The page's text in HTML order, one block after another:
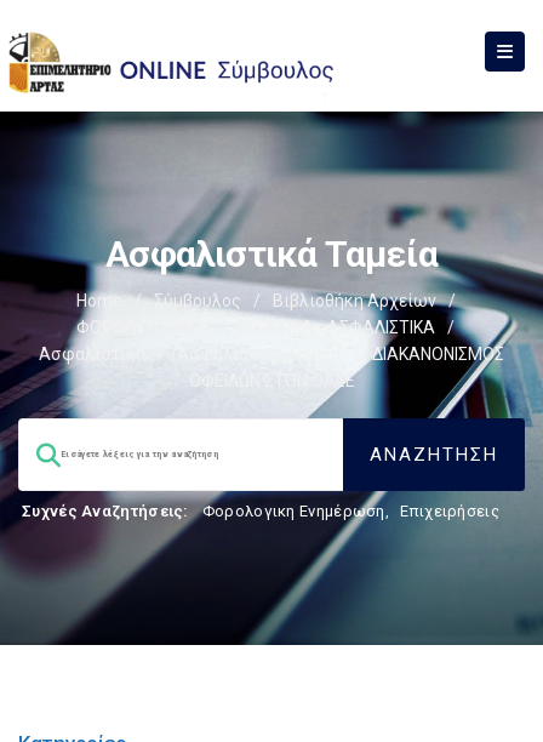
Ασφαλιστικά Ταμεία
Home / Σύμβουλος / Βιβλιοθήκη Αρχείων
/
ΦΟΡΟΛΟΓΙΣΤΙΚΑ
ΕΡΓΑΤΙΚΑ - ΑΣΦΑΛΙΣΤΙΚΑ
/
Ασφαλιστικά
ΔΙΑΚΑΝΟΝΙΣΜΟΣ
ΟΦΕΙΛΩΝ ΣΤΟΝ ΟΑΕΕ
Συχνές Αναζητήσεις: Φορολογικη Ενημέρωση, Επιχειρήσεις